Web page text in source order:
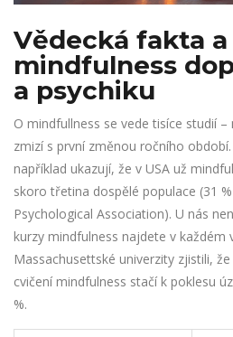
Vědecká fakta a
mindfulness
a psychiku
O mindfullness se vede tisíce studií
zmizí s první změnou ročního
například ukazují, že v USA už
skoro třetina dospělé populace (31
Psychological Association). U nás
kurzy mindfulness najdete v každém
Massachusettské univerzity zjistili,
cvičení mindfulness stačí k poklesu
%.